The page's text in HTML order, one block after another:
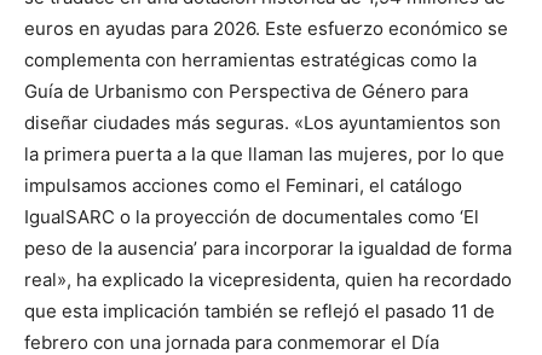
euros en ayudas para 2026. Este esfuerzo económico se
complementa con herramientas estratégicas como la
Guía de Urbanismo con Perspectiva de Género para
diseñar ciudades más seguras. «Los ayuntamientos son
la primera puerta a la que llaman las mujeres, por lo que
impulsamos acciones como el Feminari, el catálogo
IgualSARC o la proyección de documentales como ‘El
peso de la ausencia’ para incorporar la igualdad de forma
real», ha explicado la vicepresidenta, quien ha recordado
que esta implicación también se reflejó el pasado 11 de
febrero con una jornada para conmemorar el Día